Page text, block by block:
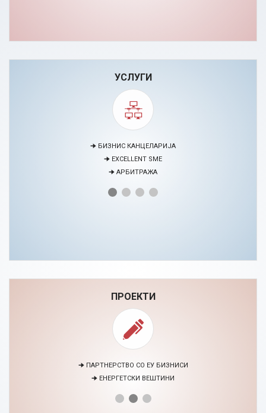
УСЛУГИ
🠊 МЕДИЈАЦИЈА
🠊 ПРОЕКТИ
🠊 ЦЕНТАР ЗА ЕДУКАЦИЈА И РАЗВОЈ НА ЧОВЕЧКИ РЕСУРСИ
ПРОЕКТИ
🠊 ПАРТНЕРСТВО СО ЕУ БИЗНИСИ
🠊 ЕНЕРГЕТСКИ ВЕШТИНИ